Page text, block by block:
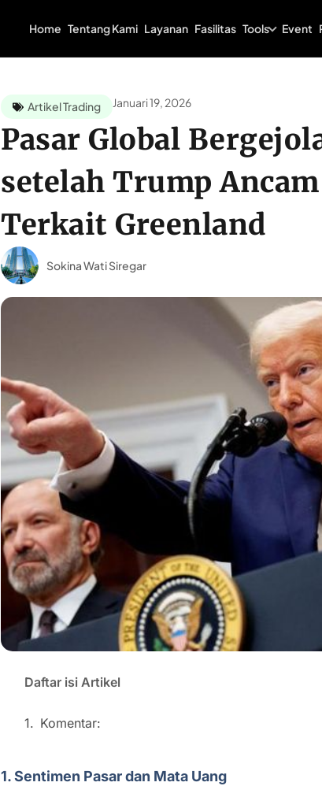
Home Tentang Kami Layanan Fasilitas Tools Event
Artikel Trading Januari 19, 2026
Pasar Global
setelah Trump
Terkait Greenland
Sokina Wati Siregar
Daftar isi Artikel
Komentar:
1. Sentimen Pasar dan Mata Uang